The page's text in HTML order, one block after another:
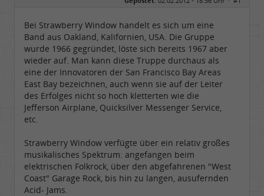
Dabei seit:
11 / 2006
Bei Strawberry Window handelt es sich um eine
Band aus Oakland, Kalifornien, USA. Die Gruppe
wurde 1966 gegründet, löste sich bereits 1967 aber
wieder auf. Man kann diese Truppe durchaus als
eine der Innovatoren der San Francisco Bay Areas
East Bay bezeichnen, auch wenn sie auf der Leiter
des Erfolges nicht so hoch kletterten wie die
Jefferson Airplane, Quicksilver Messenger Service,
etc.
Strawberry Window verfügte über ein relativ großes
musikalisches Spektrum: angefangen beim
elektrischen Folkrock, über den abgefahrenen "West
Coast" Garage Rock, bis hin zu langen, ausufernden
Acid- Jams.